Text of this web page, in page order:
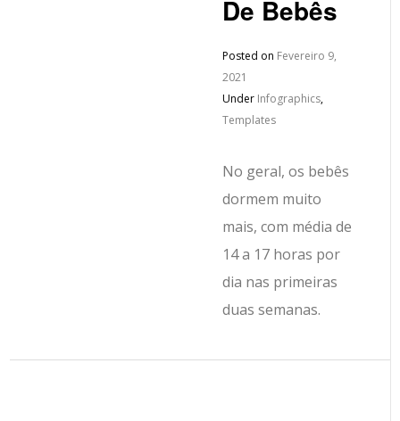
De Bebês
Posted on Fevereiro 9,
2021
Under Infographics,
Templates
No geral, os bebês
dormem muito
mais, com média de
14 a 17 horas por
dia nas primeiras
duas semanas.